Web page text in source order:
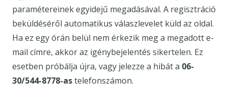
paramétereinek egyidejű megadásával. A regisztráció
beküldéséről automatikus válaszlevelet küld az oldal.
Ha ez egy órán belül nem érkezik meg a megadott e-
mail címre, akkor az igénybejelentés sikertelen. Ez
esetben próbálja újra, vagy jelezze a hibát a 06-
30/544-8778-astelefonszámon.